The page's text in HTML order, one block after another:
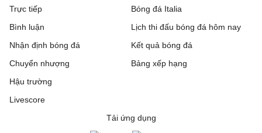
Trực tiếp
Bóng đá Italia
Bình luận
Nhận định bóng đá
Chuyển nhượng
Hậu trường
Livescore
Lịch thi đấu bóng đá hôm nay
Kết quả bóng đá
Bảng xếp hạng
Tải ứng dụng